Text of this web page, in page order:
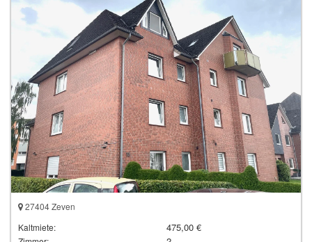
27404 Zeven
Kaltmiete:
475,00 €